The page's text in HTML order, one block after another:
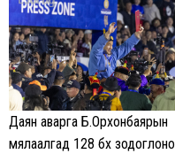
Даян аварга Б.Орхонбаярын
мялаалгад 128 бөх зодоглоно